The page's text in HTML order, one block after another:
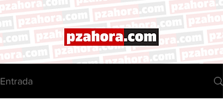
Entrada